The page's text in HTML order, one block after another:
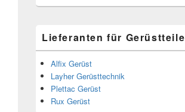
Lieferanten für Gerüstteile
Alfix Gerüst
Layher Gerüsttechnik
Plettac Gerüst
Rux Gerüst